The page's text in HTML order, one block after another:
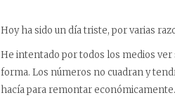
Hoy ha sido un día triste, por varias
He intentado por todos los medios ver
forma. Los números no cuadran y
hacía para remontar económicamente.